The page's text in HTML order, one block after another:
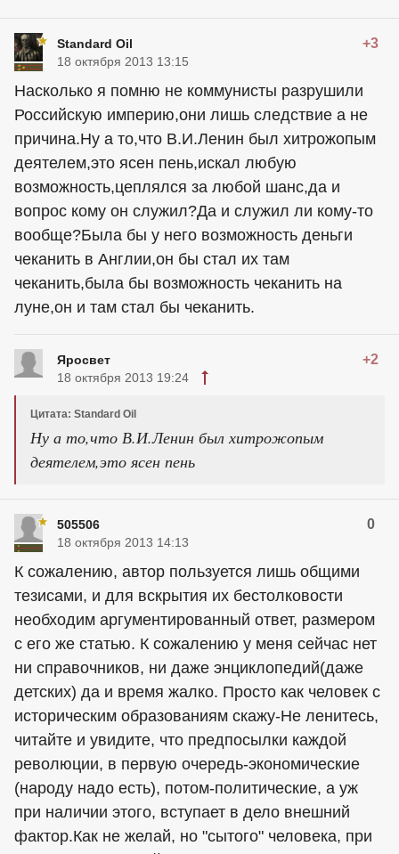
Standard Oil +3
18 октября 2013 13:15
Насколько я помню не коммунисты разрушили
Российскую империю,они лишь следствие а не
причина.Ну а то,что В.И.Ленин был хитрожопым
деятелем,это ясен пень,искал любую
возможность,цеплялся за любой шанс,да и
вопрос кому он служил?Да и служил ли кому-то
вообще?Была бы у него возможность деньги
чеканить в Англии,он бы стал их там
чеканить,была бы возможность чеканить на
луне,он и там стал бы чеканить.
Яросвет +2
18 октября 2013 19:24
Цитата: Standard Oil
Ну а то,что В.И.Ленин был хитрожопым
деятелем,это ясен пень
505506 0
18 октября 2013 14:13
К сожалению, автор пользуется лишь общими
тезисами, и для вскрытия их бестолковости
необходим аргументированный ответ, размером
с его же статью. К сожалению у меня сейчас нет
ни справочников, ни даже энциклопедий(даже
детских) да и время жалко. Просто как человек с
историческим образованиям скажу-Не ленитесь,
читайте и увидите, что предпосылки каждой
революции, в первую очередь-экономические
(народу надо есть), потом-политические, а уж
при наличии этого, вступает в дело внешний
фактор.Как не желай, но "сытого" человека, при